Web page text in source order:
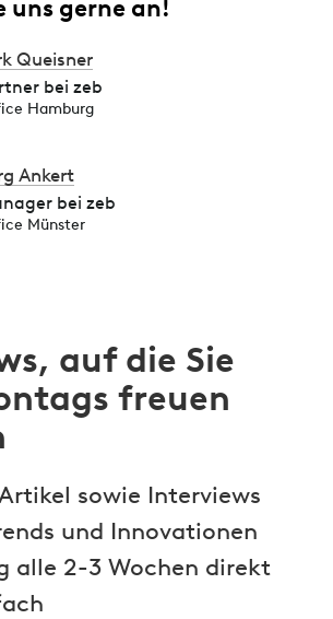
uns gerne an!
Queisner
bei zeb
Hamburg
Ankert
bei zeb
Münster
auf die Sie
freuen
sowie Interviews
und Innovationen
alle 2-3 Wochen direkt